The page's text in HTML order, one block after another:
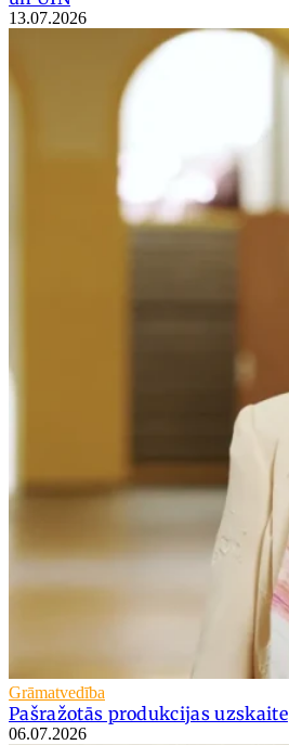
13.07.2026
Grāmatvedība
Pašražotās produkcijas uzskaite
06.07.2026